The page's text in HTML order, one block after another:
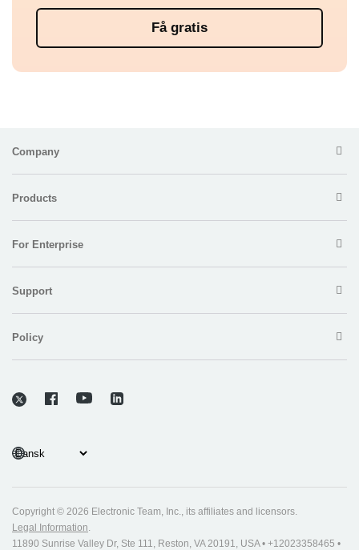
Få gratis
Company
Products
For Enterprise
Support
Policy
Copyright © 2026 Electronic Team, Inc., its affiliates and licensors.
Legal Information
11890 Sunrise Valley Dr, Ste 111, Reston, VA 20191, USA • +12023358465 •